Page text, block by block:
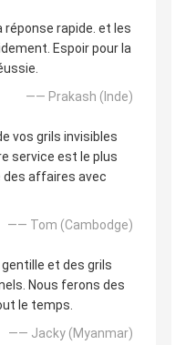
réponse rapide. et les
Espoir pour la
—— Prakash (Inde)
vos grils invisibles
service est le plus
des affaires avec
—— Tom (Cambodge)
et des grils
Nous ferons des
le temps.
—— Jacky (Myanmar)